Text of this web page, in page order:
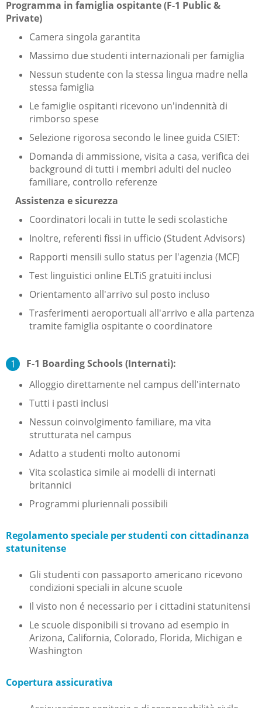
Programma in famiglia ospitante (F-1 Public &
Private)
Camera singola garantita
Massimo due studenti internazionali per famiglia
Nessun studente con la stessa lingua madre nella
stessa famiglia
Le famiglie ospitanti ricevono un'indennità di
rimborso spese
Selezione rigorosa secondo le linee guida CSIET:
​Domanda di ammissione, visita a casa, verifica dei
background di tutti i membri adulti del nucleo
familiare, controllo referenze
Assistenza e sicurezza
Coordinatori locali in tutte le sedi scolastiche
Inoltre, referenti fissi in ufficio (Student Advisors)
Rapporti mensili sullo status per l'agenzia (MCF)
Test linguistici online ELTiS gratuiti inclusi
Orientamento all'arrivo sul posto incluso
Trasferimenti aeroportuali all'arrivo e alla partenza
tramite famiglia ospitante o coordinatore
F-1 Boarding Schools (Internati):
Alloggio direttamente nel campus dell'internato
Tutti i pasti inclusi
Nessun coinvolgimento familiare, ma vita
strutturata nel campus
Adatto a studenti molto autonomi
Vita scolastica simile ai modelli di internati
britannici
Programmi pluriennali possibili
Regolamento speciale per studenti con cittadinanza
statunitense
Gli studenti con passaporto americano ricevono
condizioni speciali in alcune scuole
Il visto non é necessario per i cittadini statunitensi
Le scuole disponibili si trovano ad esempio in
Arizona, California, Colorado, Florida, Michigan e
Washington
Copertura assicurativa